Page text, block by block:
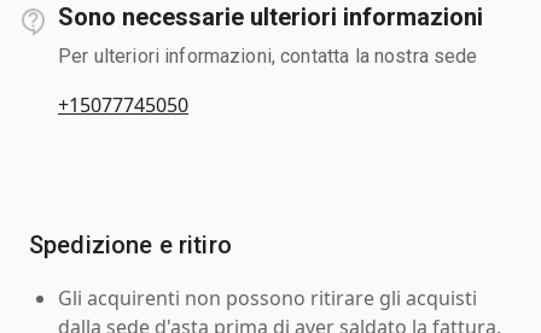
Sono necessarie ulteriori informazioni
Per ulteriori informazioni, contatta la nostra sede
+15077745050
Spedizione e ritiro
Gli acquirenti non possono ritirare gli acquisti
dalla sede d'asta prima di aver saldato la fattura.